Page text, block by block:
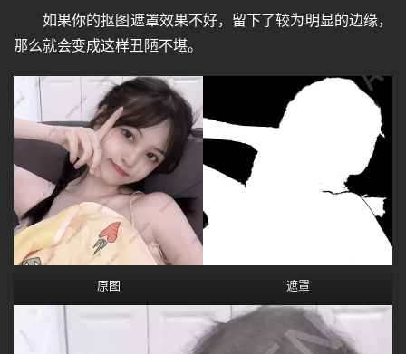
如果你的抠图遮罩效果不好，留下了较为明显的边缘，
那么就会变成这样丑陋不堪。
原图 遮罩